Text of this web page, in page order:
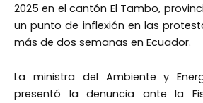
2025 en el cantón El Tambo,
un punto de inflexión en las
más de dos semanas en Ecuador.
La ministra del Ambiente y
presentó la denuncia ante la